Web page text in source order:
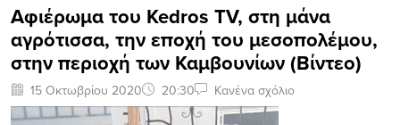
Αφιέρωμα του Kedros TV, στη μάνα
αγρότισσα, την εποχή του μεσοπολέμου,
στην περιοχή των Καμβουνίων (Βίντεο)
15 Οκτωβρίου 2020 20:30 Κανένα σχόλιο